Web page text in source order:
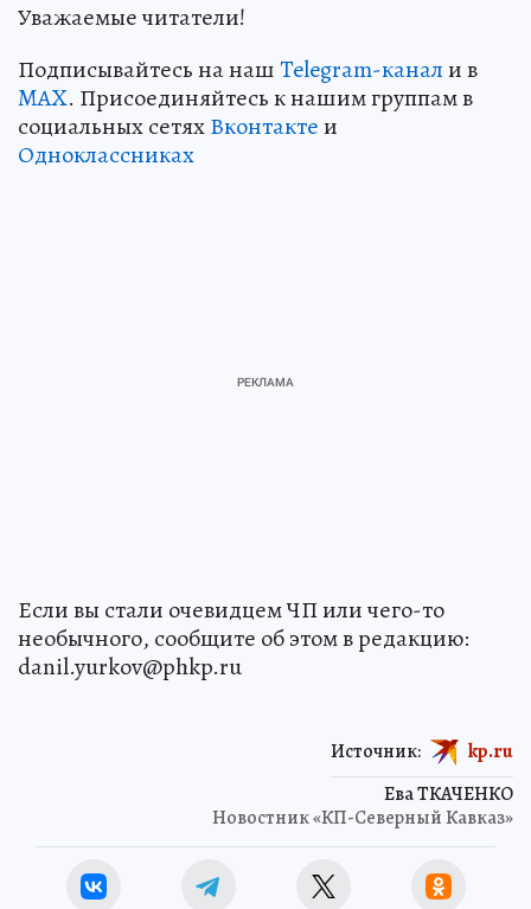
Уважаемые читатели!
Подписывайтесь на нашTelegram-канали в
MAX. Присоединяйтесь к нашим группам в
социальных сетяхВконтактеи
Одноклассниках
Если вы стали очевидцем ЧП или чего-то
необычного, сообщите об этом в редакцию:
danil.yurkov@phkp.ru
Ева ТКАЧЕНКО
Новостник «КП-Северный Кавказ»
Источник: kp.ru